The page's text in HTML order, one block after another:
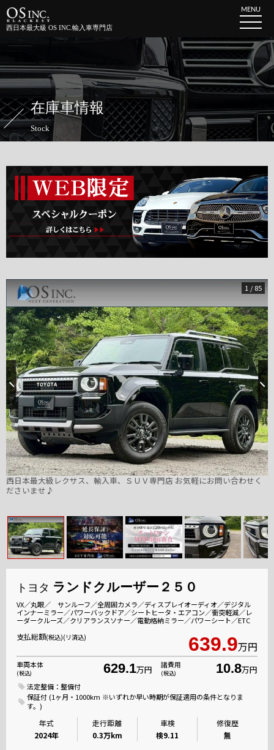
西日本最大級 OS INC.輸入車専門店
MENU
在庫車情報
Stock
西日本最大級レクサス、輸入車、ＳＵＶ専門店 お気軽にお問い合わせく
ださいませ♪
1 / 85
トヨタ ランドクルーザー２５０
VX／丸眼／ サンルーフ／全周囲カメラ／ディスプレイオーディオ／デジタル
インナーミラー／パワーバックドア／シートヒータ・エアコン／衝突軽減／レ
ーダークルーズ／クリアランスソナー／電動格納ミラー／パワーシート／ETC
支払総額(税込)(リ済込) 639.9万円
車両本体
(税込) 629.1万円 諸費用
(税込) 10.8万円
法定整備：整備付
保証付 (1ヶ月・1000km ※いずれか早い時期が保証適用の条件となりま
す。)
年式
2024年
走行距離
0.3万km
車検
検9.11
修復歴
無